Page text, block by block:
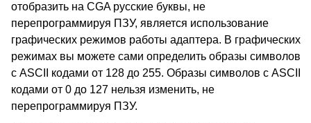
отобразить на CGA русские буквы, не
перепрограммируя ПЗУ, является использование
графических режимов работы адаптера. В графических
режимах вы можете сами определить образы символов
с ASCII кодами от 128 до 255. Образы символов с ASCII
кодами от 0 до 127 нельзя изменить, не
перепрограммируя ПЗУ.